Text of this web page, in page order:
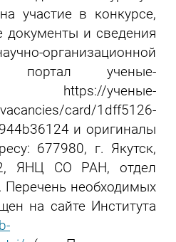
участие в конкурсе,
документы и сведения
организационной
портал ученые-
https://ученые-
card/1dff5126-
и оригиналы
677980, г. Якутск,
ЯНЦ СО РАН, отдел
Перечень необходимых
на сайте Института